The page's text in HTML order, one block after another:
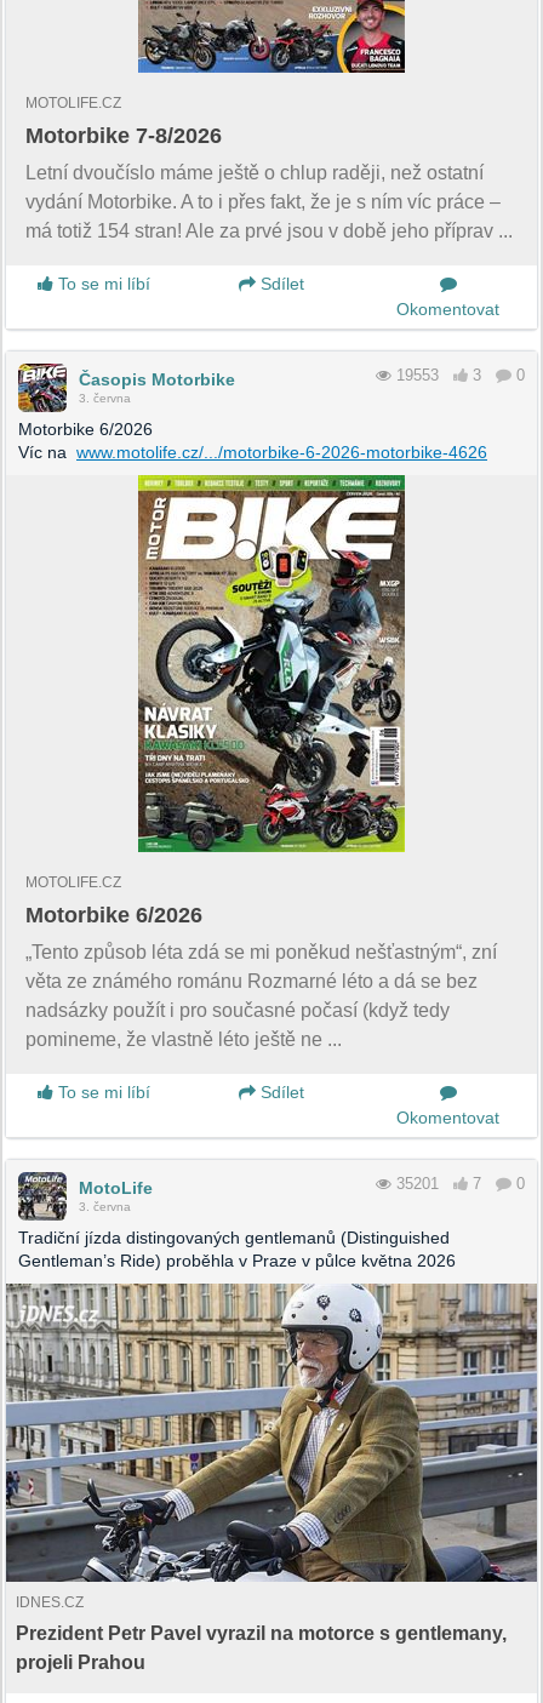
MOTOLIFE.CZ
Motorbike 7-8/2026
Letní dvoučíslo máme ještě o chlup raději, než ostatní
vydání Motorbike. A to i přes fakt, že je s ním víc práce –
má totiž 154 stran! Ale za prvé jsou v době jeho příprav ...
To se mi líbí
Sdílet
Okomentovat
Časopis Motorbike
3. června
19553 3 0
Motorbike 6/2026
Víc na www.motolife.cz/.../motorbike-6-2026-motorbike-4626
MOTOLIFE.CZ
Motorbike 6/2026
„Tento způsob léta zdá se mi poněkud nešťastným“, zní
věta ze známého románu Rozmarné léto a dá se bez
nadsázky použít i pro současné počasí (když tedy
pomineme, že vlastně léto ještě ne ...
To se mi líbí
Sdílet
Okomentovat
MotoLife
3. června
35201 7 0
Tradiční jízda distingovaných gentlemanů (Distinguished
Gentleman’s Ride) proběhla v Praze v půlce května 2026
IDNES.CZ
Prezident Petr Pavel vyrazil na motorce s gentlemany,
projeli Prahou